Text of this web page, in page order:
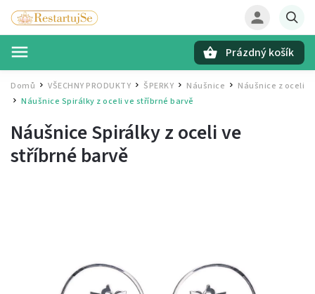
Prázdný košík
Domů / VŠECHNY PRODUKTY / ŠPERKY / Náušnice /
Náušnice z oceli
/
Náušnice Spirálky z oceli ve stříbrné barvě
Náušnice Spirálky z oceli ve
stříbrné barvě